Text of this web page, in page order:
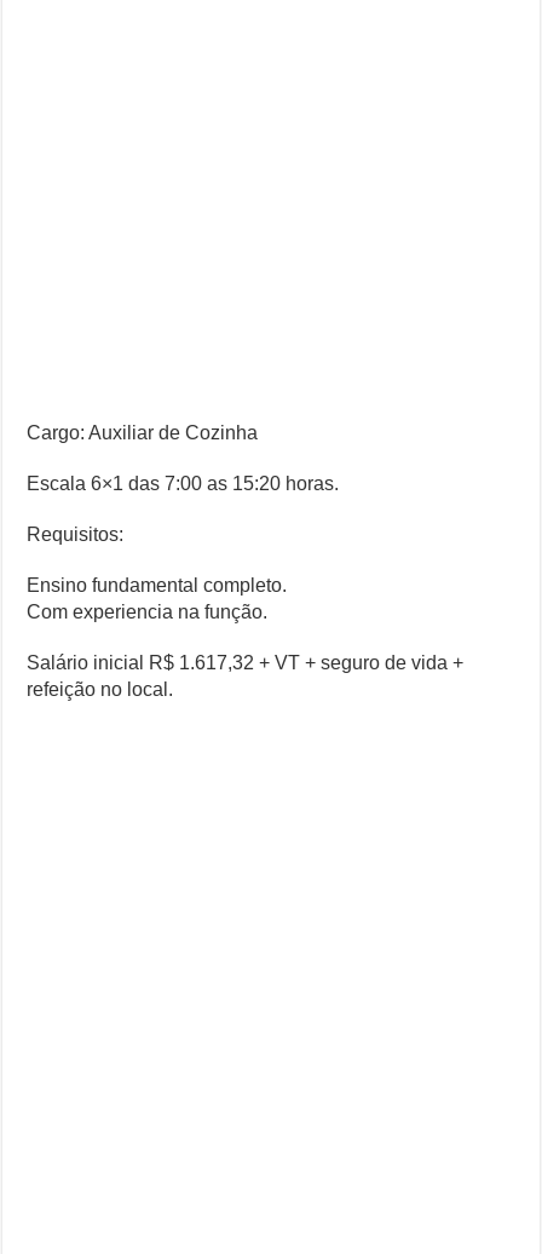
Cargo: Auxiliar de Cozinha
Escala 6×1 das 7:00 as 15:20 horas.
Requisitos:
Ensino fundamental completo.
Com experiencia na função.
Salário inicial R$ 1.617,32 + VT + seguro de vida +
refeição no local.